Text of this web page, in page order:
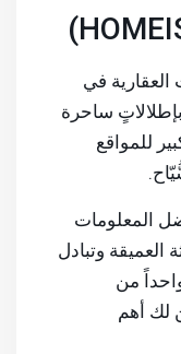
في
ساحرة
للمواقع
المعلومات
العميقة وتبادل
من
لك أهم